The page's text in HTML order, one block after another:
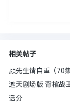
相关帖子
顾先生请自重（70
遮天剧场版 背棺战
话分